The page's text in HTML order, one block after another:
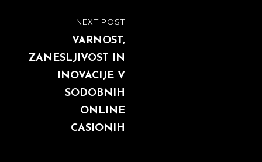
navigation
NEXT POST
VARNOST,
ZANESLJIVOST IN
INOVACIJE V
SODOBNIH
ONLINE
CASIONIH